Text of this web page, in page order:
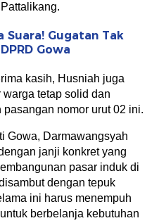
Suara! Gugatan Tak
Gowa
kasih, Husniah juga
tetap solid dan
nomor urut 02 ini.
Gowa, Darmawangsyah
janji konkret yang
pasar induk di
dengan tepuk
ini harus menempuh
berbelanja kebutuhan